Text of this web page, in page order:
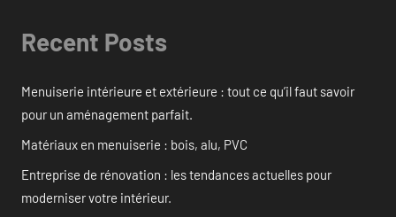
Recent Posts
Menuiserie intérieure et extérieure : tout ce qu’il faut savoir
pour un aménagement parfait.
Matériaux en menuiserie : bois, alu, PVC
Entreprise de rénovation : les tendances actuelles pour
moderniser votre intérieur.